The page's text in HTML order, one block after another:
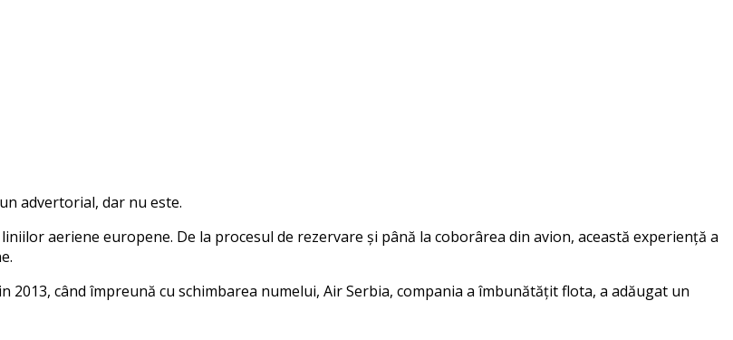
advertorial, dar nu este.
aeriene europene. De la procesul de rezervare și până la coborârea din avion, această experiență a
când împreună cu schimbarea numelui, Air Serbia, compania a îmbunătățit flota, a adăugat un